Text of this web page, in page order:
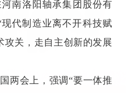
河南洛阳轴承集团股份有
代制造业离不开科技赋
攻关，走自主创新的发展
两会上，强调“要一体推